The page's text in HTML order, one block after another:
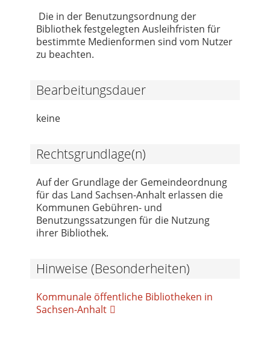
Die in der Benutzungsordnung der
Bibliothek festgelegten Ausleihfristen für
bestimmte Medienformen sind vom Nutzer
zu beachten.
Bearbeitungsdauer
keine
Rechtsgrundlage(n)
Auf der Grundlage der Gemeindeordnung
für das Land Sachsen-Anhalt erlassen die
Kommunen Gebühren- und
Benutzungssatzungen für die Nutzung
ihrer Bibliothek.
Hinweise (Besonderheiten)
Kommunale öffentliche Bibliotheken in
Sachsen-Anhalt